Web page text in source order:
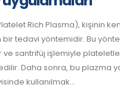
Rich Plasma), kişinin
bir tedavi yöntemidir. Bu
ve santrifüj işlemiyle
Daha sonra, bu plazma
kullanılmak...